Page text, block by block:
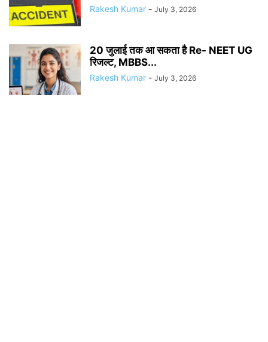
Rakesh Kumar - July 3, 2026
20 जुलाई तक आ सकता है Re- NEET UG
रिजल्ट, MBBS...
Rakesh Kumar - July 3, 2026